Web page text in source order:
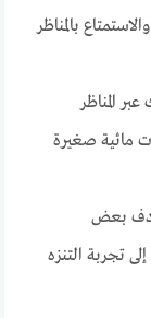
بالمناظر
المناظر
مائية صغيرة
بعض
تجربة التنزه